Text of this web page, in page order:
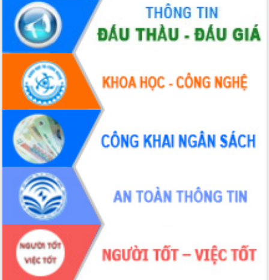
đến năm 2050
Phát động chiến dịch 30 ngày đêm
giải phóng mặt bằng Tuyến đường bộ
ven biển
Đắk Lắk nỗ lực thúc đẩy tăng trưởng
kinh tế từ 10% trở lên trong Quý
II/2026
Đắk Lắk ký kết thỏa thuận hợp tác về
chuyển đổi số giai đoạn 2026 – 2030
với Tập đoàn Bưu chính Viễn thông
Việt Nam
Thứ trưởng Bộ Y tế làm việc với tỉnh
Đắk Lắk về phát triển nhân lực y tế
cho trạm y tế cấp xã
Du lịch Đắk Lắk nâng tầm trải nghiệm
du khách thông qua Hệ thống cơ sở dữ
liệu và Bản đồ số
Tập huấn ứng dụng trí tuệ nhân tạo (AI)
trong thương mại điện tử năm 2026
Đoàn đại biểu Quốc hội tỉnh Đắk Lắk
trao đổi thông tin trước Kỳ họp thứ